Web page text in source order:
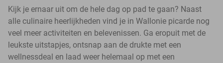
Kijk je ernaar uit om de hele dag op pad te gaan? Naast
alle culinaire heerlijkheden vind je in Wallonie picarde nog
veel meer activiteiten en belevenissen. Ga eropuit met de
leukste uitstapjes, ontsnap aan de drukte met een
wellnessdeal en laad weer helemaal op met een